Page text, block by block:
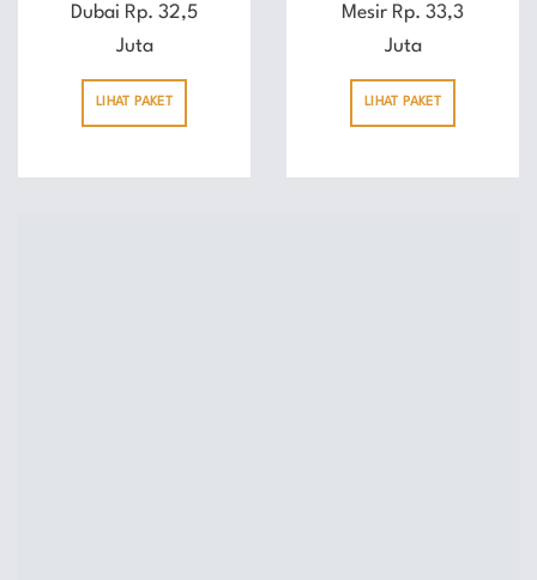
Dubai Rp. 32,5
Juta
LIHAT PAKET
Mesir Rp. 33,3
Juta
LIHAT PAKET